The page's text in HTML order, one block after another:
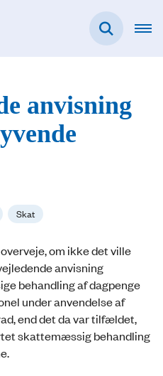
anvisning
Skat
om ikke det ville
anvisning
behandling af dagpenge
under anvendelse af
end det da var tilfældet,
skattemæssig behandling